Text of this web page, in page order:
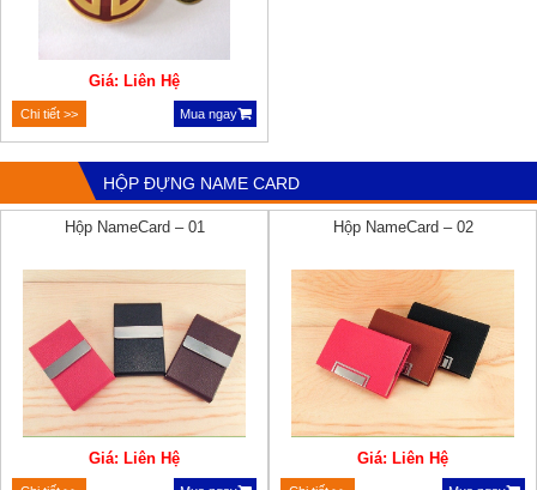
Giá: Liên Hệ
Chi tiết >> Mua ngay
HỘP ĐỰNG NAME CARD
Hộp NameCard – 01
Giá: Liên Hệ
Hộp NameCard – 02
Giá: Liên Hệ